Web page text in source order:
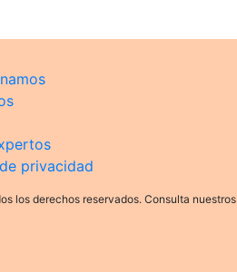
privacidad
los derechos reservados. Consulta nuestros